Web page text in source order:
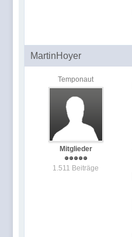
MartinHoyer
Temponaut
Mitglieder
1.511 Beiträge